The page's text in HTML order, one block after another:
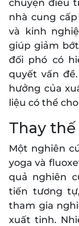
chuyện điều
nhà cung
và kinh
giúp giảm
đối phó có
quyết vấn
hưởng của
liệu có thể
Thay
Một nghiên
yoga và
quả nghiên
tiến tương
tham gia
xuất tinh.